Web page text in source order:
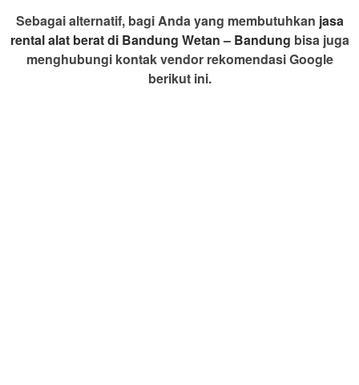
Sebagai alternatif, bagi Anda yang membutuhkan jasa
rental alat berat di Bandung Wetan – Bandung bisa juga
menghubungi kontak vendor rekomendasi Google
berikut ini.